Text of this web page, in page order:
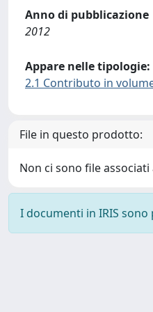
Anno di pubblicazione
2012
Appare nelle tipologie:
2.1 Contributo in
File in questo prodotto:
Non ci sono file
I documenti in IRIS